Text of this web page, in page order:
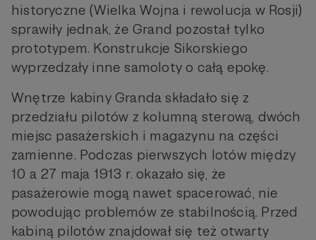
historyczne (Wielka Wojna i rewolucja w Rosji)
sprawiły jednak, że Grand pozostał tylko
prototypem. Konstrukcje Sikorskiego
wyprzedzały inne samoloty o całą epokę.
Wnętrze kabiny Granda składało się z
przedziału pilotów z kolumną sterową, dwóch
miejsc pasażerskich i magazynu na części
zamienne. Podczas pierwszych lotów między
10 a 27 maja 1913 r. okazało się, że
pasażerowie mogą nawet spacerować, nie
powodując problemów ze stabilnością. Przed
kabiną pilotów znajdował się też otwarty